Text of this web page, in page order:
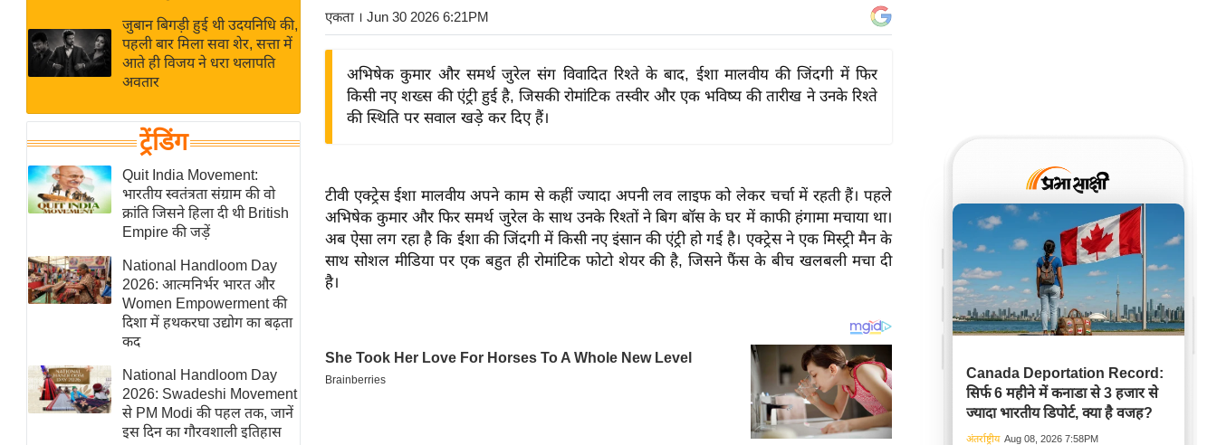
ई-पेपर
मिसाल बेमिसाल
शख्सियत
यंग इंडिया
साहित्य जगत
ऑटो वर्ल्ड
न्यूज ब्रीफ
मनोरंजन जगत
बॉलीवुड
हॉलीवुड
फिल्म समीक्षा
Breaking
News
लाइफस्टाइल
टेक्नॉलॉजी
जुबान बिगड़ी हुई थी उदयनिधि की,
पहली बार मिला सवा शेर, सत्ता में
आते ही विजय ने धरा थलापति
अवतार
ट्रेंडिंग
Quit India Movement:
भारतीय स्वतंत्रता संग्राम की वो
क्रांति जिसने हिला दी थी British
Empire की जड़ें
National Handloom Day
2026: आत्मनिर्भर भारत और
Women Empowerment की
दिशा में हथकरघा उद्योग का बढ़ता
कद
National Handloom Day
2026: Swadeshi Movement
से PM Modi की पहल तक, जानें
इस दिन का गौरवशाली इतिहास
एकता । Jun 30 2026 6:21PM
अभिषेक कुमार और समर्थ जुरेल संग विवादित रिश्ते के बाद, ईशा मालवीय की जिंदगी में फिर
किसी नए शख्स की एंट्री हुई है, जिसकी रोमांटिक तस्वीर और एक भविष्य की तारीख ने उनके रिश्ते
की स्थिति पर सवाल खड़े कर दिए हैं।
टीवी एक्ट्रेस ईशा मालवीय अपने काम से कहीं ज्यादा अपनी लव लाइफ को लेकर चर्चा में रहती हैं। पहले
अभिषेक कुमार और फिर समर्थ जुरेल के साथ उनके रिश्तों ने बिग बॉस के घर में काफी हंगामा मचाया था।
अब ऐसा लग रहा है कि ईशा की जिंदगी में किसी नए इंसान की एंट्री हो गई है। एक्ट्रेस ने एक मिस्ट्री मैन के
साथ सोशल मीडिया पर एक बहुत ही रोमांटिक फोटो शेयर की है, जिसने फैंस के बीच खलबली मचा दी
है।
Canada Deportation Record:
सिर्फ 6 महीने में कनाडा से 3 हजार से
ज्यादा भारतीय डिपोर्ट, क्या है वजह?
अंतर्राष्ट्रीय Aug 08, 2026 7:58PM